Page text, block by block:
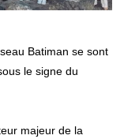
le signe du
majeur de la